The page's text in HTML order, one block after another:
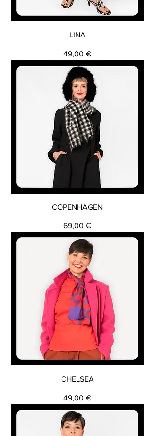
LINA
Preis
49,00 €
COPENHAGEN
Preis
69,00 €
CHELSEA
Preis
49,00 €